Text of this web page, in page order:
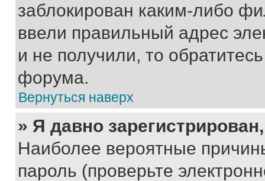
заблокирован каким-либо
ввели правильный адрес
и не получили, то
форума.
Вернуться наверх
» Я давно
Наиболее вероятные
пароль (проверьте